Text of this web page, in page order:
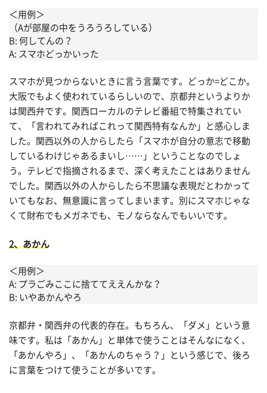
＜用例＞
（Aが部屋の中をうろうろしている）
B: 何してんの？
A: スマホどっかいった
スマホが見つからないときに言う言葉です。どっか=どこか。
大阪でもよく使われているらしいので、京都弁というよりか
は関西弁です。関西ローカルのテレビ番組で特集されてい
て、「言われてみればこれって関西特有なんか」と感心しま
した。関西以外の人からしたら「スマホが自分の意志で移動
しているわけじゃあるまいし……」ということなのでしょ
う。テレビで指摘されるまで、深く考えたことはありません
でした。関西以外の人からしたら不思議な表現だとわかって
いてもなお、無意識に言ってしまいます。別にスマホじゃな
くて財布でもメガネでも、モノならなんでもいいです。
2、あかん
＜用例＞
A: プラごみここに捨ててええんかな？
B: いやあかんやろ
京都弁・関西弁の代表的存在。もちろん、「ダメ」という意
味です。私は「あかん」と単体で使うことはそんなになく、
「あかんやろ」、「あかんのちゃう？」という感じで、後ろ
に言葉をつけて使うことが多いです。